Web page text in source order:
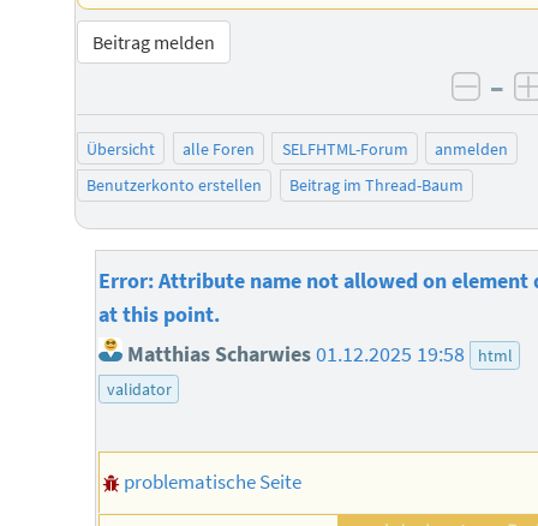
Beitrag melden
–
Übersicht alle Foren SELFHTML-Forum
anmelden
Benutzerkonto erstellen
Beitrag im Thread-Baum
Error: Attribute name not allowed on element
at this point.
Matthias Scharwies01.12.2025 19:58
html
validator
problematische Seite